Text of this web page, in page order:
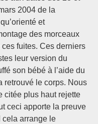
2004 de la
et
des morceaux
fuites. Ces derniers
leur version du
son bébé à l’aide du
retrouvé le corps. Nous
citée plus haut rejette
ceci apporte la preuve
cela arrange le